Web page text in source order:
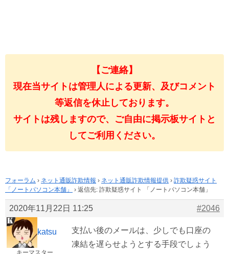
【ご連絡】
現在当サイトは管理人による更新、及びコメント
等返信を休止しております。
サイトは残しますので、ご自由に掲示板サイトと
してご利用ください。
フォーラム › ネット通販詐欺情報 › ネット通販詐欺情報提供 › 詐欺疑惑サイト
「ノートパソコン本舗」
› 返信先: 詐欺疑惑サイト 「ノートパソコン本舗」
2020年11月22日 11:25 #2046
katsu
キーマスター
支払い後のメールは、少しでも口座の
凍結を遅らせようとする手段でしょう